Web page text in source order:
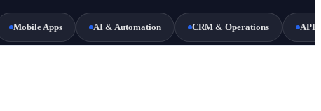
Mobile Apps AI & Automation CRM & Operations API